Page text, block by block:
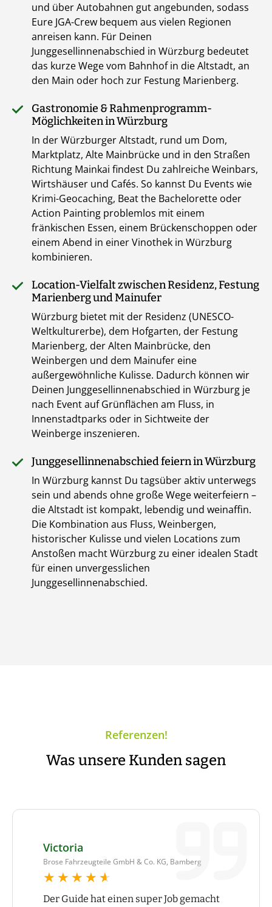
und über Autobahnen gut angebunden, sodass
Eure JGA-Crew bequem aus vielen Regionen
anreisen kann. Für Deinen
Junggesellinnenabschied in Würzburg bedeutet
das kurze Wege vom Bahnhof in die Altstadt, an
den Main oder hoch zur Festung Marienberg.
Gastronomie & Rahmenprogramm-
Möglichkeiten in Würzburg
In der Würzburger Altstadt, rund um Dom,
Marktplatz, Alte Mainbrücke und in den Straßen
Richtung Mainkai findest Du zahlreiche Weinbars,
Wirtshäuser und Cafés. So kannst Du Events wie
Krimi-Geocaching, Beat the Bachelorette oder
Action Painting problemlos mit einem
fränkischen Essen, einem Brückenschoppen oder
einem Abend in einer Vinothek in Würzburg
kombinieren.
Location-Vielfalt zwischen Residenz, Festung
Marienberg und Mainufer
Würzburg bietet mit der Residenz (UNESCO-
Weltkulturerbe), dem Hofgarten, der Festung
Marienberg, der Alten Mainbrücke, den
Weinbergen und dem Mainufer eine
außergewöhnliche Kulisse. Dadurch können wir
Deinen Junggesellinnenabschied in Würzburg je
nach Event auf Grünflächen am Fluss, in
Innenstadtparks oder in Sichtweite der
Weinberge inszenieren.
Junggesellinnenabschied feiern in Würzburg
In Würzburg kannst Du tagsüber aktiv unterwegs
sein und abends ohne große Wege weiterfeiern –
die Altstadt ist kompakt, lebendig und weinaffin.
Die Kombination aus Fluss, Weinbergen,
historischer Kulisse und vielen Locations zum
Anstoßen macht Würzburg zu einer idealen Stadt
für einen unvergesslichen
Junggesellinnenabschied.
Referenzen!
Was unsere Kunden sagen
Victoria
Brose Fahrzeugteile GmbH & Co. KG, Bamberg
★★★★★
★★★★★
Der Guide hat einen super Job gemacht